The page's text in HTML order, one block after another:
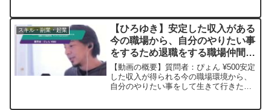
Dieuを呑みながら 2024/03/...
スキル・副業・起業
【ひろゆき】安定した収入がある
今の職場から、自分のやりたい事
をするため退職をする職場仲間。
アドバイスありますか? ー ひろ
ゆき切り抜き 20241013
【動画の概要】質問者：ぴょん ¥500安定
した収入が得られる今の職場環境から、
自分のやりたい事をして生きて行きたい